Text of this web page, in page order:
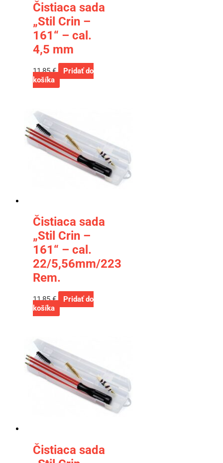
Čistiaca sada
„Stil Crin –
161“ – cal.
4,5 mm
11,85€
Pridať do
košíka
Čistiaca sada
„Stil Crin –
161“ – cal.
22/5,56mm/223
Rem.
11,85€
Pridať do
košíka
Čistiaca sada